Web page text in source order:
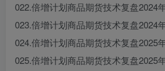
022.倍增计划商品期货技术复盘2024
023.倍增计划商品期货技术复盘2024
024.倍增计划商品期货技术复盘2025
025.倍增计划商品期货技术复盘2025